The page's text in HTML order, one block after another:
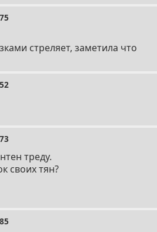
стреляет, заметила что
треду.
своих тян?